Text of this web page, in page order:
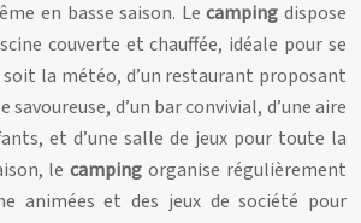
en basse saison. Lecamping dispose
couverte et chauffée, idéale pour se
la météo, d’un restaurant proposant
d’un bar convivial, d’une aire
et d’une salle de jeux pour toute la
lecampingorganise régulièrement
animées et des jeux de société pour